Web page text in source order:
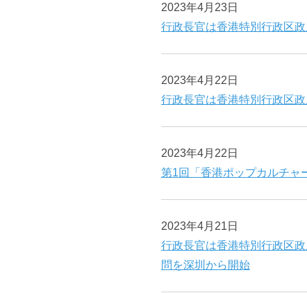
2023年4月23日
行政長官は香港特別行政区
2023年4月22日
行政長官は香港特別行政区
2023年4月22日
第1回「香港ポップカルチャ
2023年4月21日
行政長官は香港特別行政区
問を深圳から開始